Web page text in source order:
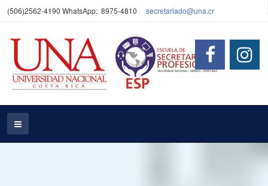
(506)2562-4190 WhatsApp: 8975-4810 secretariado@una.cr